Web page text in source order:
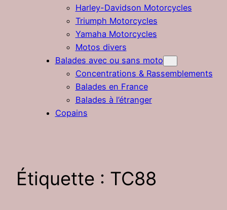
Harley-Davidson Motorcycles
Triumph Motorcycles
Yamaha Motorcycles
Motos divers
Balades avec ou sans moto
Concentrations & Rassemblements
Balades en France
Balades à l’étranger
Copains
Étiquette : TC88